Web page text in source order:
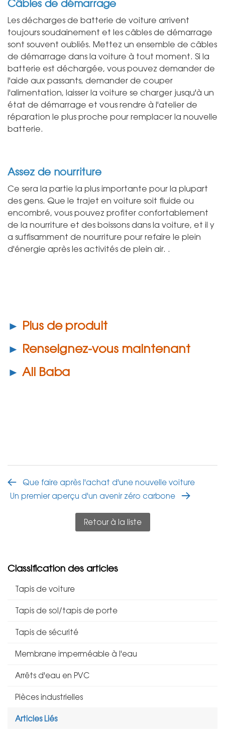
Câbles de démarrage
Les décharges de batterie de voiture arrivent
toujours soudainement et les câbles de démarrage
sont souvent oubliés. Mettez un ensemble de câbles
de démarrage dans la voiture à tout moment. Si la
batterie est déchargée, vous pouvez demander de
l'aide aux passants, demander de couper
l'alimentation, laisser la voiture se charger jusqu'à un
état de démarrage et vous rendre à l'atelier de
réparation le plus proche pour remplacer la nouvelle
batterie.
Assez de nourriture
Ce sera la partie la plus importante pour la plupart
des gens. Que le trajet en voiture soit fluide ou
encombré, vous pouvez profiter confortablement
de la nourriture et des boissons dans la voiture, et il y
a suffisamment de nourriture pour refaire le plein
d'énergie après les activités de plein air. .
► Plus de produit
► Renseignez-vous maintenant
► Ali Baba
Que faire après l'achat d'une nouvelle voiture
Un premier aperçu d'un avenir zéro carbone
Retour à la liste
Classification des articles
Tapis de voiture
Tapis de sol/tapis de porte
Tapis de sécurité
Membrane imperméable à l'eau
Arrêts d'eau en PVC
Pièces industrielles
Articles Liés